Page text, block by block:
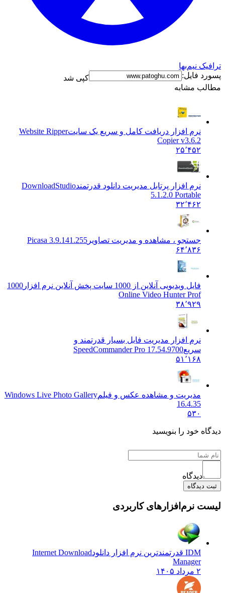
ترافیک نیم‌بها
پسورد فایل:
کپی شد
مطالب مشابه
نرم افزار دریافت کامل و سریع یک سایتWebsite Ripper
Copier v3.6.2
۲۵٬۴۵۲
نرم افزار پرتابل مدیریت دانلود قدرتمندDownloadStudio
5.1.2.0 Portable
۳۲٬۴۶۲
جستجو ، مشاهده و مدیریت تصاویر Picasa 3.9.141.255
۶۴٬۸۳۶
فایل ویدیویی آنلاین از 1000 سایت پخش آنلاین نرم افزار
1000
Online Video Hunter Prof
۳۸٬۹۲۹
نرم افزار مدیریت فایل بسیار قدرتمند و
سریعSpeedCommander Pro 17.54.9700
۵۱٬۱۶۸
مدیریت و مشاهده عکس و فیلمWindows Live Photo Gallery
16.4.35
۵۳۰
دیدگاه خود را بنویسید
دیدگاه
ثبت دیدگاه
لیست نرم‌افزارهای کاربردی
IDM قدرتمندترین نرم افزار دانلود
Internet Download
Manager
۲ مرداد ۱۴۰۵